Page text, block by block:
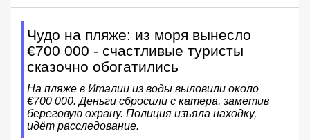
Чудо на пляже: из моря вынесло
€700 000 - счастливые туристы
сказочно обогатились
На пляже в Италии из воды выловили около
€700 000. Деньги сбросили с катера, заметив
береговую охрану. Полиция изъяла находку,
идёт расследование.